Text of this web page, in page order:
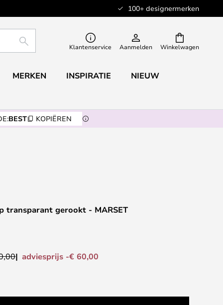
100+ designermerken
Winkelwagen
ZOEKEN Klantenservice Aanmelden
MERKEN INSPIRATIE NIEUW
BEST KOPIËREN
transparant gerookt - MARSET
adviesprijs -€ 60,00